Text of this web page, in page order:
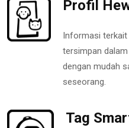
Profil
Informasi
tersimpan
dengan mudah
seseorang.
Tag